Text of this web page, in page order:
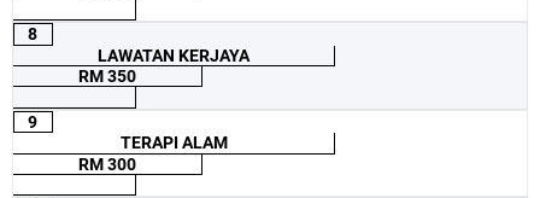
8
LAWATAN KERJAYA
RM 350
9
TERAPI ALAM
RM 300